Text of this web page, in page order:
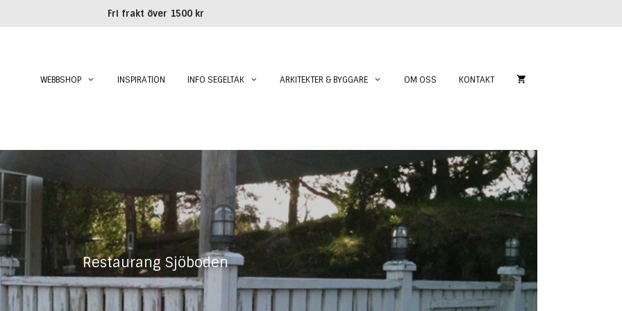
Fri frakt över 1500 kr
WEBBSHOP INSPIRATION INFO SEGELTAK ARKITEKTER & BYGGARE OM OSS KONTAKT
Restaurang Sjöboden